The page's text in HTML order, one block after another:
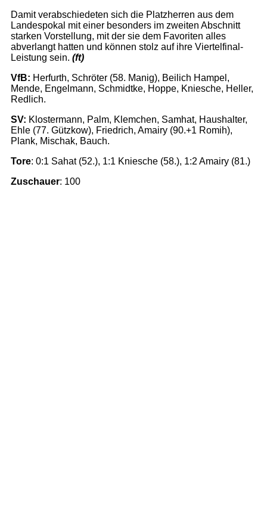
Damit verabschiedeten sich die Platzherren aus dem
Landespokal mit einer besonders im zweiten Abschnitt
starken Vorstellung, mit der sie dem Favoriten alles
abverlangt hatten und können stolz auf ihre Viertelfinal-
Leistung sein. (ft)
VfB: Herfurth, Schröter (58. Manig), Beilich Hampel,
Mende, Engelmann, Schmidtke, Hoppe, Kniesche, Heller,
Redlich.
SV: Klostermann, Palm, Klemchen, Samhat, Haushalter,
Ehle (77. Gützkow), Friedrich, Amairy (90.+1 Romih),
Plank, Mischak, Bauch.
Tore: 0:1 Sahat (52.), 1:1 Kniesche (58.), 1:2 Amairy (81.)
Zuschauer: 100